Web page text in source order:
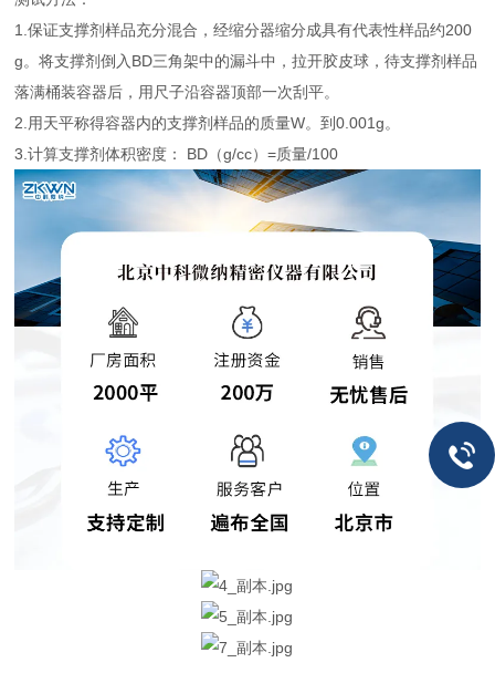
1.保证支撑剂样品充分混合，经缩分器缩分成具有代表性样品约200
g。将支撑剂倒入BD三角架中的漏斗中，拉开胶皮球，待支撑剂样品
落满桶装容器后，用尺子沿容器顶部一次刮平。
2.用天平称得容器内的支撑剂样品的质量W。到0.001g。
3.计算支撑剂体积密度： BD（g/cc）=质量/100